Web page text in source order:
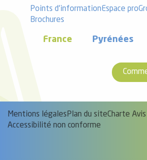
Points d'informationEspace pro
Brochures
France Pyrénées
Mentions légales Plan du siteCharte Avis
Accessibilité non conforme